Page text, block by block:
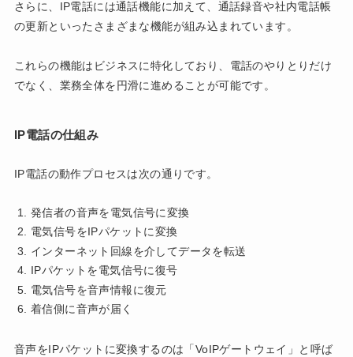
さらに、IP電話には通話機能に加えて、通話録音や社内電話帳
の更新といったさまざまな機能が組み込まれています。
これらの機能はビジネスに特化しており、電話のやりとりだけ
でなく、業務全体を円滑に進めることが可能です。
IP電話の仕組み
IP電話の動作プロセスは次の通りです。
発信者の音声を電気信号に変換
電気信号をIPパケットに変換
インターネット回線を介してデータを転送
IPパケットを電気信号に復号
電気信号を音声情報に復元
着信側に音声が届く
音声をIPパケットに変換するのは「VoIPゲートウェイ」と呼ば